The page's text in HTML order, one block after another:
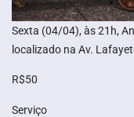
Sexta (04/04), às 21h,
localizado na Av.
R$50
Serviço